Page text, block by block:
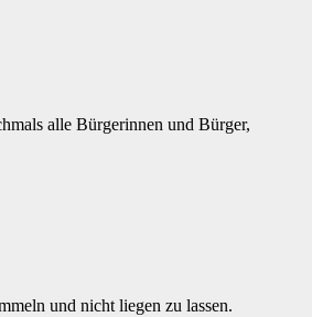
alle Bürgerinnen und Bürger,
und nicht liegen zu lassen.